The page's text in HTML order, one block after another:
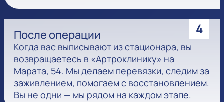
4
После операции
Когда вас выписывают из стационара, вы
возвращаетесь в «Артроклинику» на
Марата, 54. Мы делаем перевязки, следим за
заживлением, помогаем с восстановлением.
Вы не одни — мы рядом на каждом этапе.